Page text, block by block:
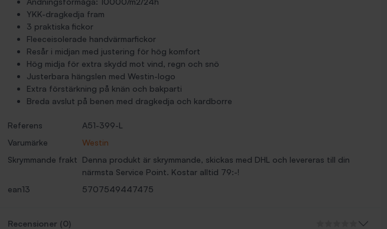
YKK-dragkedja fram
3 praktiska fickor
Fleeceisolerade handvärmarfickor
Resår i midjan med justering för hög komfort
Hög midja för extra skydd mot vind, regn och snö
Justerbara hängslen med Westin-logo
Extra förstärkning på knän och bakparti
Breda avslut på benen med dragkedja och kardborre
Referens
A51-399-L
Varumärke
Westin
Skrymmande frakt Denna produkt är skrymmande, skickas med DHL och levereras till din
närmsta Service Point. Kostar alltid 79:-!
ean13
5707549447475
Recensioner (0)